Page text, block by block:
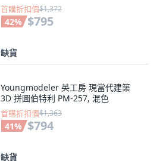
首購折扣價$1,372
42% $795
缺貨
Youngmodeler 英工房 現當代建築
3D 拼圖伯特利 PM-257, 混色
首購折扣價$1,363
41% $794
缺貨